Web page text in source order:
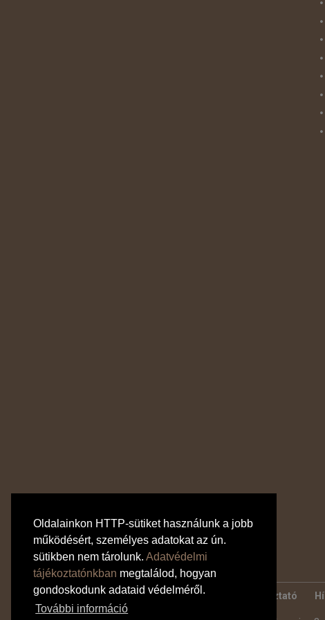
Oldalainkon HTTP-sütiket használunk a jobb
működésért, személyes adatokat az ún.
sütikben nem tárolunk. Adatvédelmi
tájékoztatónkban megtalálod, hogyan
gondoskodunk adataid védelméről.
További információ
Bankkártyás fizetés tájékoztató Adatvédelmi tájékoztató